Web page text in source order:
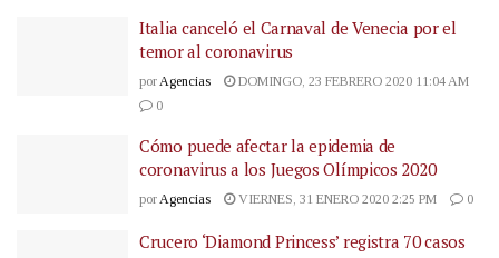
Italia canceló el Carnaval de Venecia por el
temor al coronavirus
por Agencias
DOMINGO, 23 FEBRERO 2020 11:04 AM
0
Cómo puede afectar la epidemia de
coronavirus a los Juegos Olímpicos 2020
por Agencias VIERNES, 31 ENERO 2020 2:25 PM 0
Crucero ‘Diamond Princess’ registra 70 casos